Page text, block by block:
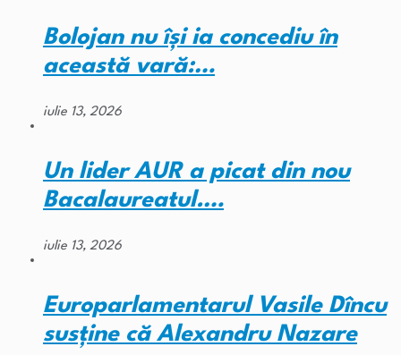
Bolojan nu își ia concediu în
această vară:…
iulie 13, 2026
Un lider AUR a picat din nou
Bacalaureatul.…
iulie 13, 2026
Europarlamentarul Vasile Dîncu
susține că Alexandru Nazare